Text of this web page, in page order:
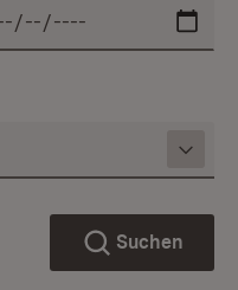
Suchen